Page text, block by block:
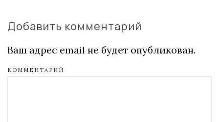
Добавить комментарий
Ваш адрес email не будет опубликован.
КОММЕНТАРИЙ